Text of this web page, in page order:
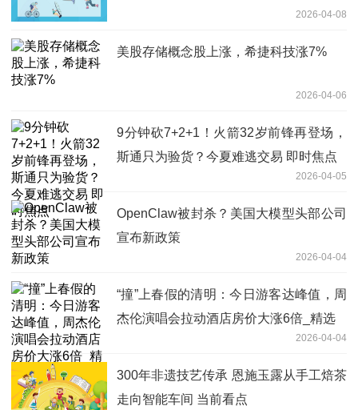
2026-04-08
美股存储概念股上涨，希捷科技涨7%
2026-04-06
9分钟砍7+2+1！火箭32岁前锋再登场，
斯通只为验货？今夏难逃交易 即时焦点
2026-04-05
OpenClaw被封杀？美国大模型头部公司
宣布新政策
2026-04-04
“撞”上春假的清明：今日游客达峰值，周
杰伦演唱会拉动酒店房价大涨6倍_精选
2026-04-04
300年非遗技艺传承 恩施玉露从手工焙茶
走向智能车间 当前看点